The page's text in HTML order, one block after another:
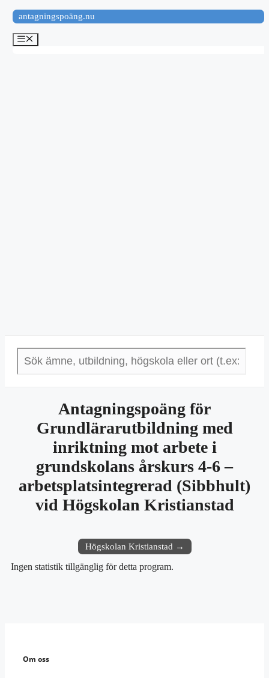
Hoppa
till
innehåll
antagningspoäng.nu
Meny
Antagningspoäng för
Grundlärarutbildning med
inriktning mot arbete i
grundskolans årskurs 4-6 –
arbetsplatsintegrerad (Sibbhult)
vid Högskolan Kristianstad
Högskolan Kristianstad →
Ingen statistik tillgänglig för detta program.
Om oss